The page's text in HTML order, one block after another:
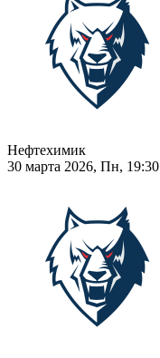
Нефтехимик
30 марта 2026, Пн, 19:30